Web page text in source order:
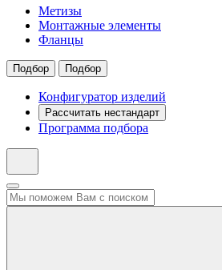
Метизы
Монтажные элементы
Фланцы
Подбор Подбор
Конфигуратор изделий
Рассчитать нестандарт
Программа подбора